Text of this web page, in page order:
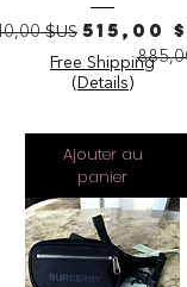
original
$US Prix
515,00
Free Shipping
(Details)
Ajouter au
panier